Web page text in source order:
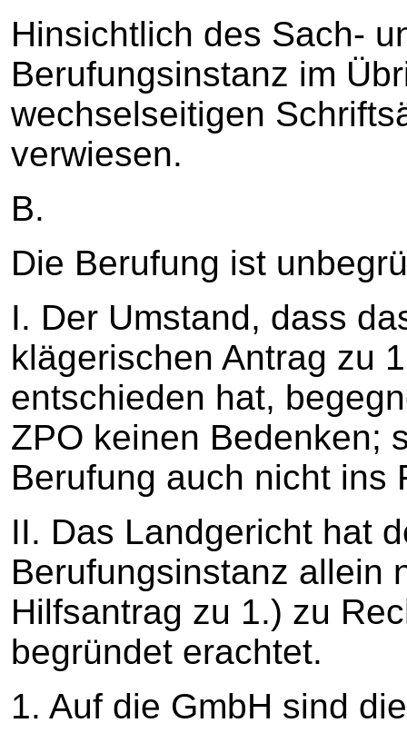
Hinsichtlich des Sach-
Berufungsinstanz im
wechselseitigen
verwiesen.
B.
Die Berufung ist
I. Der Umstand, dass
klägerischen Antrag zu
entschieden hat,
ZPO keinen Bedenken;
Berufung auch nicht ins
II. Das Landgericht hat
Berufungsinstanz allein
Hilfsantrag zu 1.) zu
begründet erachtet.
1. Auf die GmbH sind